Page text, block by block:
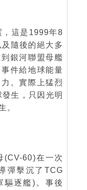
，這是1999年8
隨後的絕大多
銀河聯盟母艦
件給地球能量
。實際上猛烈
生，只因光明
。
(CV-60)在一次
彈擊沉了TCG
驅逐艦)。事後